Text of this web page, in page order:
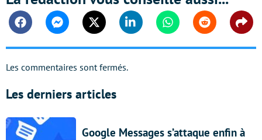
FacebookMessengerTwitter Linkedin WhatsappReddit
Les commentaires sont fermés.
Les derniers articles
Google Messages s’attaque enfin à